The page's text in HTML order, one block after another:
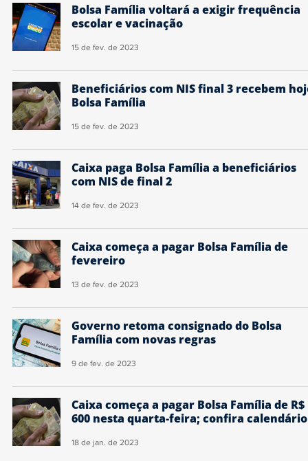
Bolsa Família voltará a exigir frequência
escolar e vacinação
15 de fev. de 2023
Beneficiários com NIS final 3 recebem
Bolsa Família
15 de fev. de 2023
Caixa paga Bolsa Família a beneficiários
com NIS de final 2
14 de fev. de 2023
Caixa começa a pagar Bolsa Família de
fevereiro
13 de fev. de 2023
Governo retoma consignado do Bolsa
Família com novas regras
9 de fev. de 2023
Caixa começa a pagar Bolsa Família de R$
600 nesta quarta-feira; confira calendário
18 de jan. de 2023